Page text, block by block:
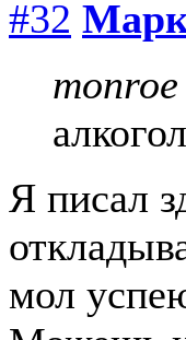
#32
Я писал
мол